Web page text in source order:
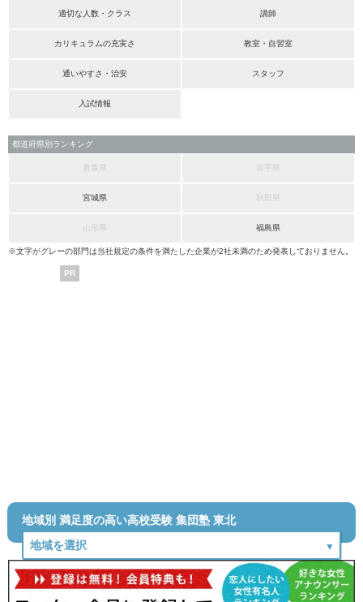
適切な人数・クラス 講師
カリキュラムの充実さ 教室・自習室
通いやすさ・治安 スタッフ
入試情報
都道府県別ランキング
青森県 岩手県
宮城県 秋田県
山形県 福島県
※文字がグレーの部門は当社規定の条件を満たした企業が2社未満のため発表しておりません。
PR
地域別 満足度の高い高校受験 集団塾 東北